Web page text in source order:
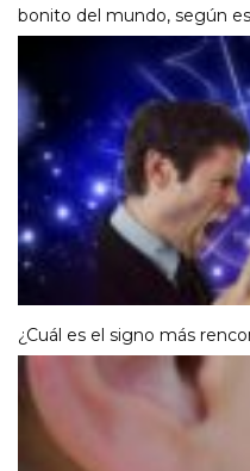
bonito del mundo, según
¿Cuál es el signo más